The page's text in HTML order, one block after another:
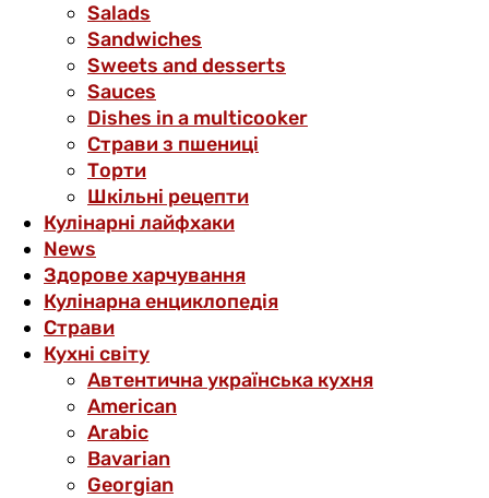
Salads
Sandwiches
Sweets and desserts
Sauces
Dishes in a multicooker
Страви з пшениці
Торти
Шкільні рецепти
Кулінарні лайфхаки
News
Здорове харчування
Кулінарна енциклопедія
Страви
Кухні світу
Автентична українська кухня
American
Arabic
Bavarian
Georgian